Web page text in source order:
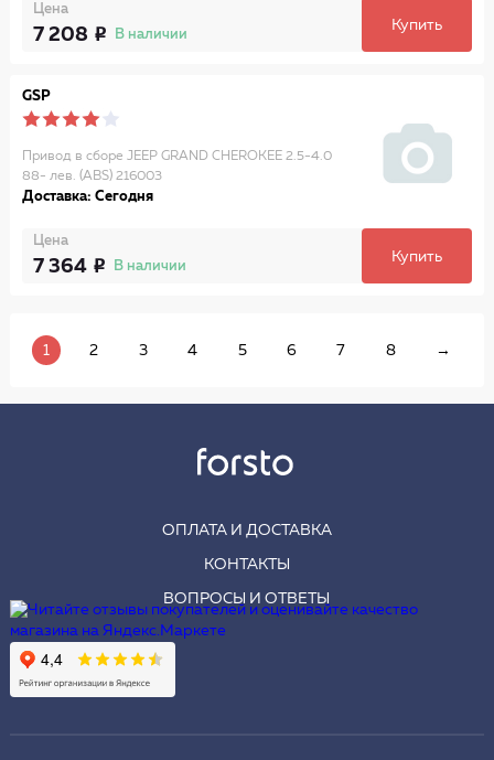
Цена
7 208 В наличии
Купить
GSP
Привод в сборе JEEP GRAND CHEROKEE 2.5-4.0
88- лев. (ABS) 216003
Доставка: Сегодня
Цена
7 364 В наличии
Купить
1 2 3 4 5 6 7 8 →
ОПЛАТА И ДОСТАВКА
КОНТАКТЫ
ВОПРОСЫ И ОТВЕТЫ